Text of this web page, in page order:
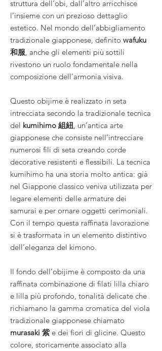
struttura dell’obi, dall’altro arricchisce
l’insieme con un prezioso dettaglio
estetico. Nel mondo dell’abbigliamento
tradizionale giapponese, definito wafuku
和服, anche gli elementi più sottili
rivestono un ruolo fondamentale nella
composizione dell’armonia visiva.
Questo obijime è realizzato in seta
intrecciata secondo la tradizionale tecnica
del kumihimo 組紐, un’antica arte
giapponese che consiste nell’intrecciare
numerosi fili di seta creando corde
decorative resistenti e flessibili. La tecnica
kumihimo ha una storia molto antica: già
nel Giappone classico veniva utilizzata per
legare elementi delle armature dei
samurai e per ornare oggetti cerimoniali.
Con il tempo questa raffinata lavorazione
si è trasformata in un elemento distintivo
dell’eleganza del kimono.
Il fondo dell’obijime è composto da una
raffinata combinazione di filati lilla chiaro
e lilla più profondo, tonalità delicate che
richiamano la gamma cromatica del viola
tradizionale giapponese chiamato
murasaki 紫e dei fiori di glicine. Questo
colore, storicamente associato alla